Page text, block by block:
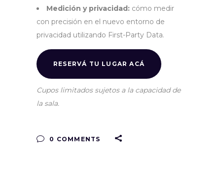
Medición y privacidad: cómo medir
con precisión en el nuevo entorno de
privacidad utilizando First-Party Data.
RESERVÁ TU LUGAR ACÁ
Cupos limitados sujetos a la capacidad de
la sala.
0 COMMENTS